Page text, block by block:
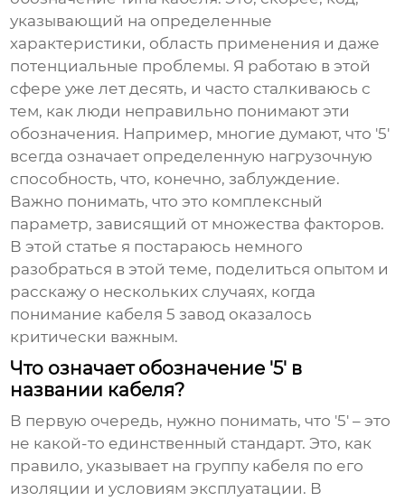
указывающий на определенные
характеристики, область применения и даже
потенциальные проблемы. Я работаю в этой
сфере уже лет десять, и часто сталкиваюсь с
тем, как люди неправильно понимают эти
обозначения. Например, многие думают, что '5'
всегда означает определенную нагрузочную
способность, что, конечно, заблуждение.
Важно понимать, что это комплексный
параметр, зависящий от множества факторов.
В этой статье я постараюсь немного
разобраться в этой теме, поделиться опытом и
расскажу о нескольких случаях, когда
понимание кабеля 5 завод оказалось
критически важным.
Что означает обозначение '5' в
названии кабеля?
В первую очередь, нужно понимать, что '5' – это
не какой-то единственный стандарт. Это, как
правило, указывает на группу кабеля по его
изоляции и условиям эксплуатации. В